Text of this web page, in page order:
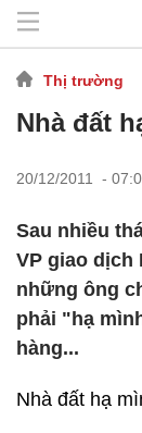
Thị trường
Nhà đất
20/12/2011 -
Sau nhiều
VP giao dịch
những ông
phải "hạ
hàng...
Nhà đất hạ